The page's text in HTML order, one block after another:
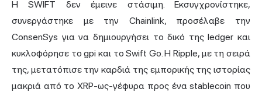
Η SWIFT δεν έμεινε στάσιμη. Εκσυγχρονίστηκε,
συνεργάστηκε με την Chainlink, προσέλαβε την
ConsenSys για να δημιουργήσει το δικό της ledger και
κυκλοφόρησε το gpi και το Swift Go. Η Ripple, με τη σειρά
της, μετατόπισε την καρδιά της εμπορικής της ιστορίας
μακριά από το XRP-ως-γέφυρα προς ένα stablecoin που